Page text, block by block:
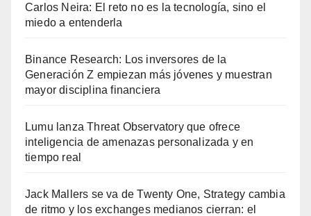
Carlos Neira: El reto no es la tecnología, sino el
miedo a entenderla
Binance Research: Los inversores de la
Generación Z empiezan más jóvenes y muestran
mayor disciplina financiera
Lumu lanza Threat Observatory que ofrece
inteligencia de amenazas personalizada y en
tiempo real
Jack Mallers se va de Twenty One, Strategy cambia
de ritmo y los exchanges medianos cierran: el